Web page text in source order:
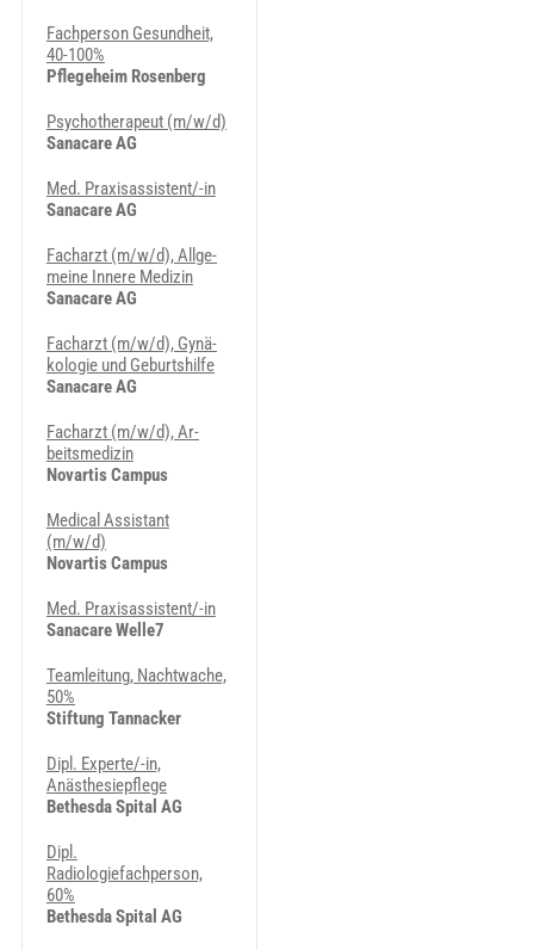
Fachperson Gesundheit,
40-100%
Pflegeheim Rosenberg
Psy­cho­the­ra­peu­t (m/w/d)
Sanacare AG
Med. Pra­xi­sas­sis­ten­t/-in
Sanacare AG
Fach­a­rzt (m/w/d), All­ge­
mei­ne In­ne­re Me­di­zin
Sanacare AG
Fach­a­rzt (m/w/d), Gy­nä­
ko­lo­gie und Ge­burts­hil­fe
Sanacare AG
Fach­a­rzt (m/w/d), Ar­
beits­me­di­zin
Novartis Campus
Me­di­cal As­si­stant
(m/w/d)
Novartis Campus
Med. Pra­xi­sas­sis­ten­t/-in
Sanacare Welle7
Teamleitung, Nachtwache,
50%
Stiftung Tannacker
Dipl. Experte/-in,
Anästhesiepflege
Bethesda Spital AG
Dipl.
Radiologiefachperson,
60%
Bethesda Spital AG